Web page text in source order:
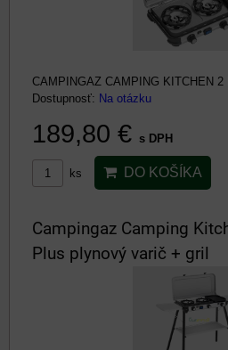
CAMPINGAZ CAMPING KITCHEN 2
Dostupnosť: Na otázku
189,80 € s DPH
ks DO KOŠÍKA
Campingaz Camping
Plus plynový varič + gril